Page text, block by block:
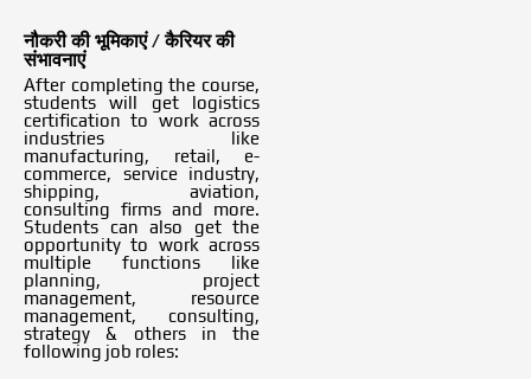
नौकरी की भूमिकाएं / कैरियर की
संभावनाएं
After completing the course,
students will get logistics
certification to work across
industries like
manufacturing, retail, e-
commerce, service industry,
shipping, aviation,
consulting firms and more.
Students can also get the
opportunity to work across
multiple functions like
planning, project
management, resource
management, consulting,
strategy & others in the
following job roles: